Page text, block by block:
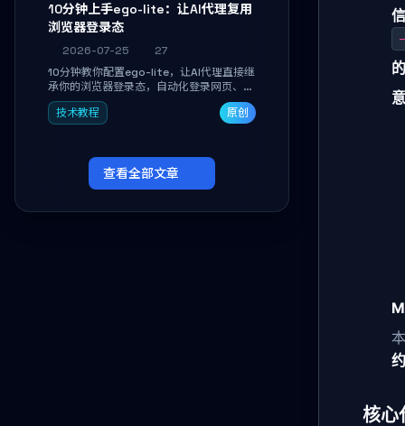
10分钟上手ego-lite：让AI代理复用
浏览器登录态
2026-07-25
27
10分钟教你配置ego-lite，让AI代理直接继
承你的浏览器登录态，自动化登录网页、抓
取数据，无需分享密码，多任务并行不干扰
日常使用。
技术教程 原创
查看全部文章
核心